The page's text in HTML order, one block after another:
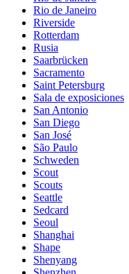
Rio de Janeiro
Riverside
Rotterdam
Rusia
Saarbrücken
Sacramento
Saint Petersburg
Sala de exposiciones
San Antonio
San Diego
San José
São Paulo
Schweden
Scout
Scouts
Seattle
Sedcard
Seoul
Shanghai
Shape
Shenyang